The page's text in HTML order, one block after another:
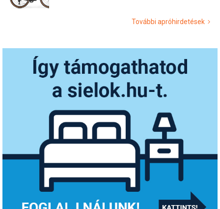
További apróhirdetések